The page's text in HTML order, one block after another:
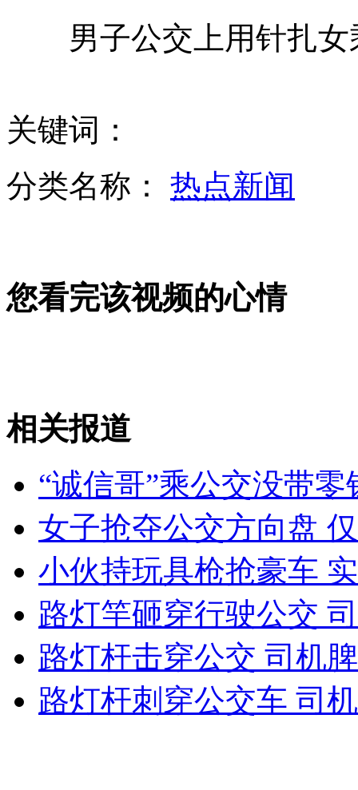
我国将向公众实时发布自动地震速报
朝鲜将召开最高人民会议第七次会议
自动地震速报服务今起实时发布
英国开征"卧室税"
山西运城恶犬咬伤多人 警民合力深夜将其击毙
女孩北京地铁殴打老人 痛下狠手拳打脚踢
无痛分娩是否安全 医生回应
外交部：反对强权政治霸凌主义
外交部：有关国家言论片面不公正
男子公交上用针扎女
关键词：
分类名称： 热点新闻
您看完该视频的心情
相关报道
“诚信哥”乘公交没带
女子抢夺公交方向盘
小伙持玩具枪抢豪车
路灯竿砸穿行驶公交
路灯杆击穿公交 司机
路灯杆刺穿公交车 司